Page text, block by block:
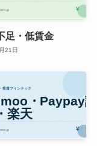
足・低賃金
21日